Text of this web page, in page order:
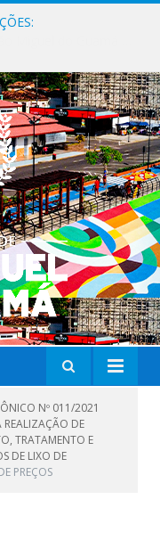
Nº 011/2021
REALIZAÇÃO DE
TRATAMENTO E
DE LIXO DE
PREÇOS